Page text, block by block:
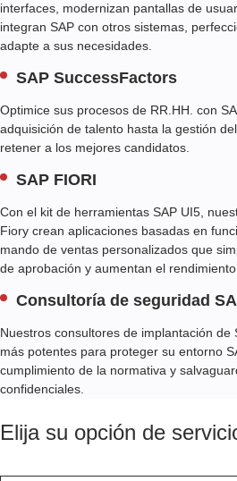
interfaces, modernizan pantallas de
integran SAP con otros sistemas,
adapte a sus necesidades.
SAP SuccessFactors
Optimice sus procesos de RR.HH. con
adquisición de talento hasta la gestión
retener a los mejores candidatos.
SAP FIORI
Con el kit de herramientas SAP UI5,
Fiory crean aplicaciones basadas en
mando de ventas personalizados que
de aprobación y aumentan el rendimiento.
Consultoría de seguridad
Nuestros consultores de implantación de
más potentes para proteger su entorno
cumplimiento de la normativa y
confidenciales.
Elija su opción de